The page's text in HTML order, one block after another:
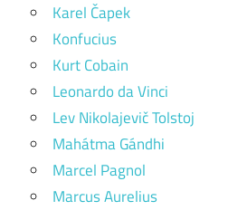
Karel Čapek
Konfucius
Kurt Cobain
Leonardo da Vinci
Lev Nikolajevič Tolstoj
Mahátma Gándhi
Marcel Pagnol
Marcus Aurelius